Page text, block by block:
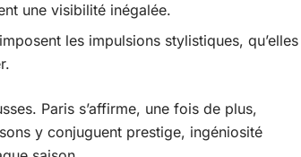
une visibilité inégalée.
les impulsions stylistiques, qu’elles
Paris s’affirme, une fois de plus,
y conjuguent prestige, ingéniosité